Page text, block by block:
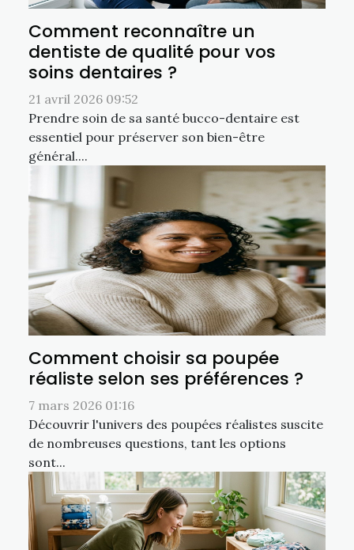
Comment reconnaître un
dentiste de qualité pour vos
soins dentaires ?
21 avril 2026 09:52
Prendre soin de sa santé bucco-dentaire est
essentiel pour préserver son bien-être
général....
Comment choisir sa poupée
réaliste selon ses préférences ?
7 mars 2026 01:16
Découvrir l'univers des poupées réalistes suscite
de nombreuses questions, tant les options
sont...